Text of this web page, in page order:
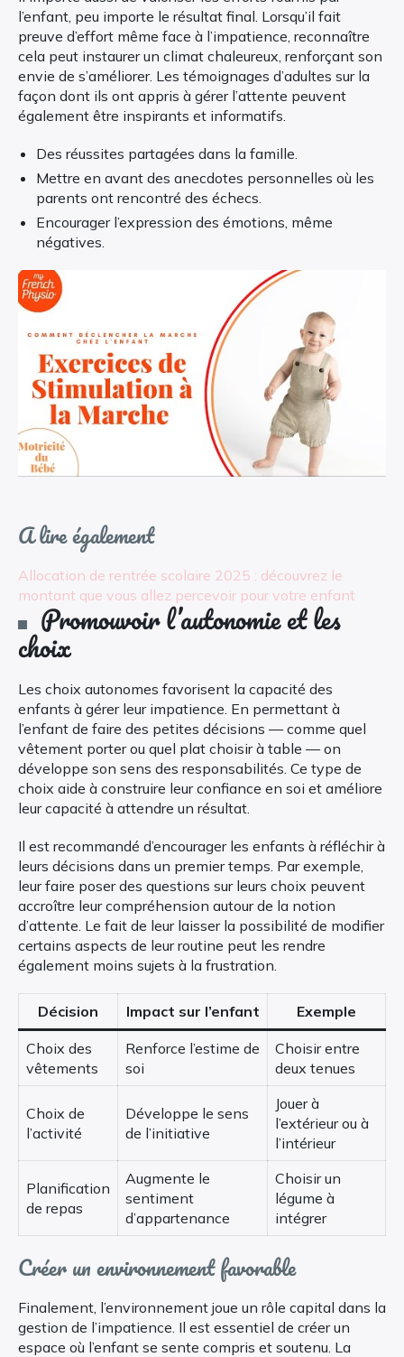
l’enfant, peu importe le résultat final. Lorsqu’il fait
preuve d’effort même face à l’impatience, reconnaître
cela peut instaurer un climat chaleureux, renforçant son
envie de s’améliorer. Les témoignages d’adultes sur la
façon dont ils ont appris à gérer l’attente peuvent
également être inspirants et informatifs.
Des réussites partagées dans la famille.
Mettre en avant des anecdotes personnelles où les
parents ont rencontré des échecs.
Encourager l’expression des émotions, même
négatives.
A lire également
Allocation de rentrée scolaire 2025 : découvrez le
montant que vous allez percevoir pour votre enfant
Promouvoir l’autonomie et les
choix
Les choix autonomes favorisent la capacité des
enfants à gérer leur impatience. En permettant à
l’enfant de faire des petites décisions — comme quel
vêtement porter ou quel plat choisir à table — on
développe son sens des responsabilités. Ce type de
choix aide à construire leur confiance en soi et améliore
leur capacité à attendre un résultat.
Il est recommandé d’encourager les enfants à réfléchir à
leurs décisions dans un premier temps. Par exemple,
leur faire poser des questions sur leurs choix peuvent
accroître leur compréhension autour de la notion
d’attente. Le fait de leur laisser la possibilité de modifier
certains aspects de leur routine peut les rendre
également moins sujets à la frustration.
Décision Impact sur l’enfant Exemple
Choix des
vêtements
Renforce l’estime de
soi
Choisir entre
deux tenues
Choix de
l’activité
Développe le sens
de l’initiative
Jouer à
l’extérieur ou à
l’intérieur
Planification
de repas
Augmente le
sentiment
d’appartenance
Choisir un
légume à
intégrer
Créer un environnement favorable
Finalement, l’environnement joue un rôle capital dans la
gestion de l’impatience. Il est essentiel de créer un
espace où l’enfant se sente compris et soutenu. La